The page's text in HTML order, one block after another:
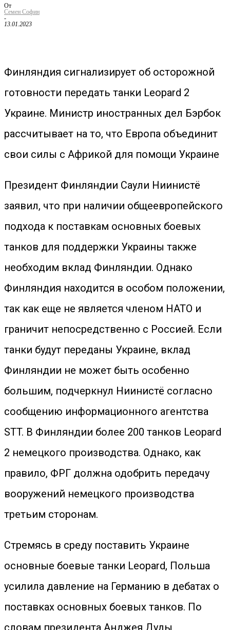
От
Семен Софин
-
13.01.2023
Финляндия сигнализирует об осторожной
готовности передать танки Leopard 2
Украине. Министр иностранных дел Бэрбок
рассчитывает на то, что Европа объединит
свои силы с Африкой для помощи Украине
Президент Финляндии Саули Ниинистё
заявил, что при наличии общеевропейского
подхода к поставкам основных боевых
танков для поддержки Украины также
необходим вклад Финляндии. Однако
Финляндия находится в особом положении,
так как еще не является членом НАТО и
граничит непосредственно с Россией. Если
танки будут переданы Украине, вклад
Финляндии не может быть особенно
большим, подчеркнул Ниинистё согласно
сообщению информационного агентства
STT. В Финляндии более 200 танков Leopard
2 немецкого производства. Однако, как
правило, ФРГ должна одобрить передачу
вооружений немецкого производства
третьим сторонам.
Стремясь в среду поставить Украине
основные боевые танки Leopard, Польша
усилила давление на Германию в дебатах о
поставках основных боевых танков. По
словам президента Анджея Дуды,